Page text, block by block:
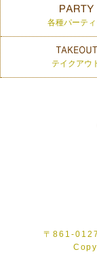
各種パーテ
テイクアウ
〒861-